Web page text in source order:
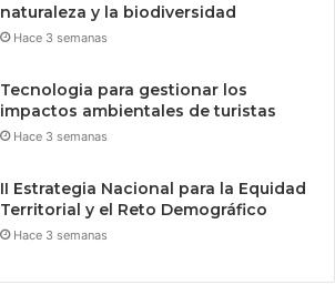
naturaleza y la biodiversidad
Hace 3 semanas
Tecnologia para gestionar los
impactos ambientales de turistas
Hace 3 semanas
II Estrategia Nacional para la Equidad
Territorial y el Reto Demográfico
Hace 3 semanas